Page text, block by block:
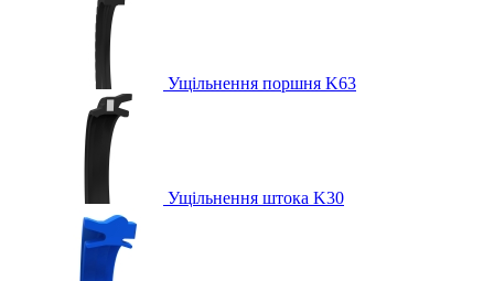
Ущільнення поршня K63
Ущільнення штока K30